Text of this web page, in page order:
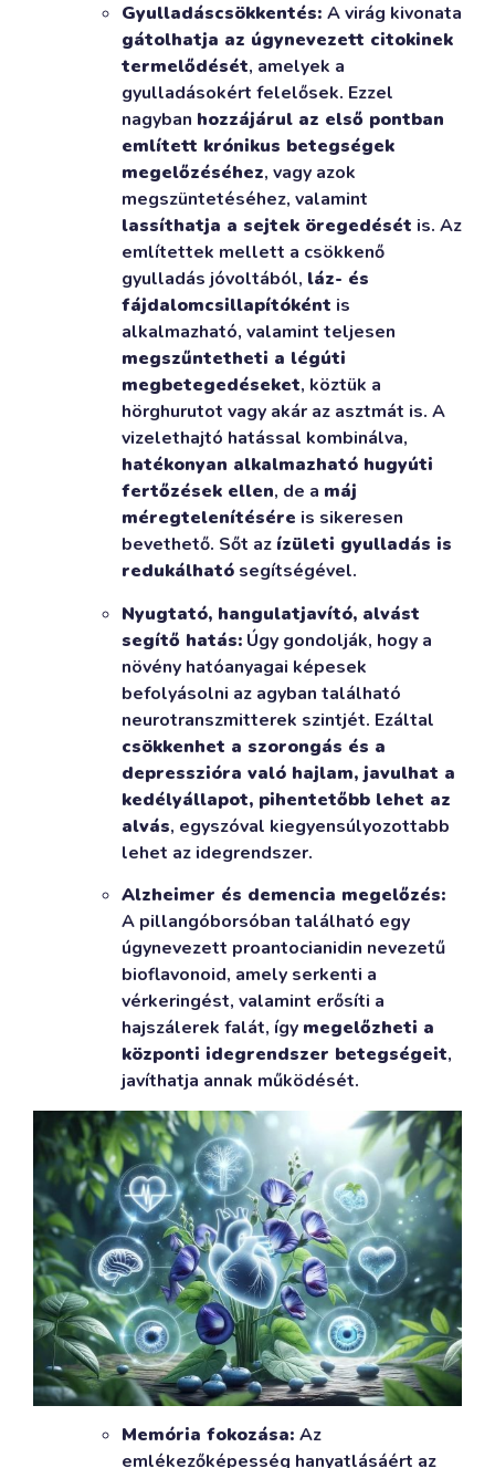
Gyulladáscsökkentés: A virág kivonata
gátolhatja az úgynevezett citokinek
termelődését, amelyek a
gyulladásokért felelősek. Ezzel
nagyban hozzájárul az első pontban
említett krónikus betegségek
megelőzéséhez, vagy azok
megszüntetéséhez, valamint
lassíthatja a sejtek öregedését is. Az
említettek mellett a csökkenő
gyulladás jóvoltából, láz- és
fájdalomcsillapítóként is
alkalmazható, valamint teljesen
megszűntetheti a légúti
megbetegedéseket, köztük a
hörghurutot vagy akár az asztmát is. A
vizelethajtó hatással kombinálva,
hatékonyan alkalmazható hugyúti
fertőzések ellen, de a máj
méregtelenítésére is sikeresen
bevethető. Sőt az ízületi gyulladás is
redukálható segítségével.
Nyugtató, hangulatjavító, alvást
segítő hatás: Úgy gondolják, hogy a
növény hatóanyagai képesek
befolyásolni az agyban található
neurotranszmitterek szintjét. Ezáltal
csökkenhet a szorongás és a
depresszióra való hajlam, javulhat a
kedélyállapot, pihentetőbb lehet az
alvás, egyszóval kiegyensúlyozottabb
lehet az idegrendszer.
Alzheimer és demencia megelőzés:
A pillangóborsóban található egy
úgynevezett proantocianidin nevezetű
bioflavonoid, amely serkenti a
vérkeringést, valamint erősíti a
hajszálerek falát, így megelőzheti a
központi idegrendszer betegségeit,
javíthatja annak működését.
Memória fokozása: Az
emlékezőképesség hanyatlásáért az